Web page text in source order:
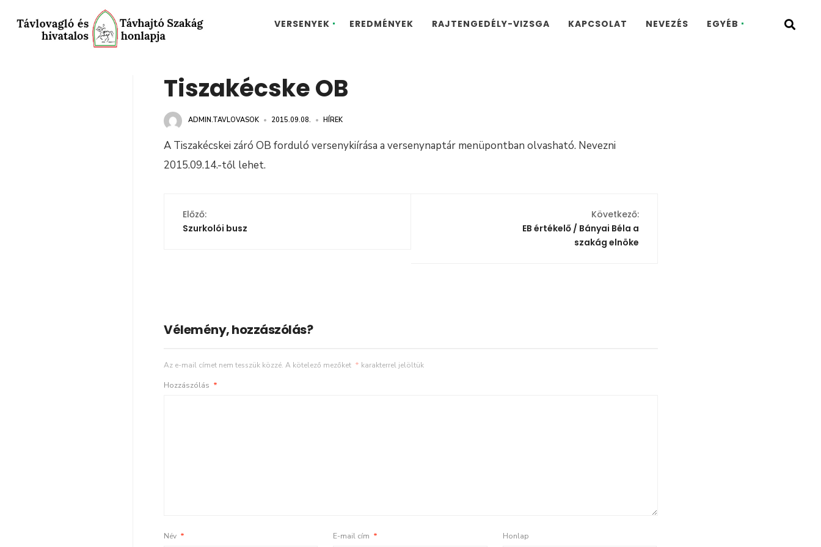
VERSENYEK EREDMÉNYEK RAJTENGEDÉLY-VIZSGA KAPCSOLAT NEVEZÉS EGYÉB
Tiszakécske OB
ADMIN.TAVLOVASOK • 2015.09.08. • HÍREK
A Tiszakécskei záró OB forduló versenykiírása a versenynaptár menüpontban olvasható. Nevezni
2015.09.14.-től lehet.
Előző:
Szurkolói busz
Következő:
EB értékelő / Bányai Béla a
szakág elnöke
Vélemény, hozzászólás?
Az e-mail címet nem tesszük közzé. A kötelező mezőket * karakterrel jelöltük
Hozzászólás *
Név * E-mail cím * Honlap